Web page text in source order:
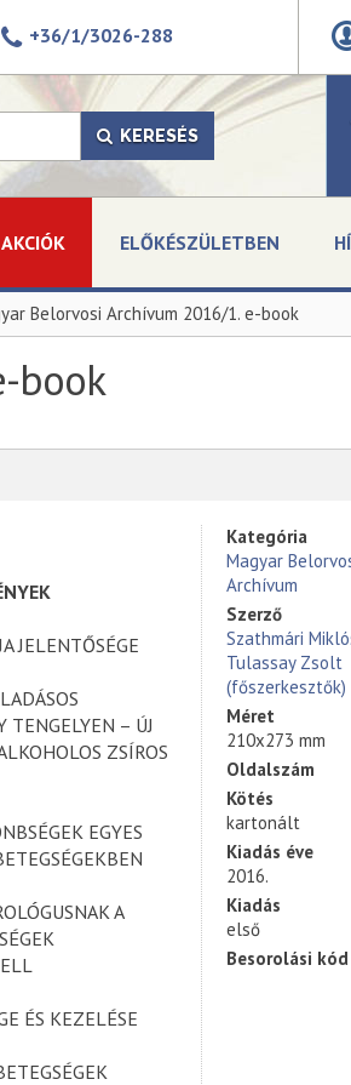
+36/1/3026-288
KERESÉS
AKCIÓK ELŐKÉSZÜLETBEN
Belorvosi Archívum 2016/1. e-book
book
JELENTŐSÉGE
TENGELYEN – ÚJ
ZSÍROS
EGYES
A
ÉS KEZELÉSE
Kategória
Magyar
Archívum
Szerző
Szathmári
Tulassay Zsolt
(főszerkesztők)
Méret
210x273 mm
Oldalszám
Kötés
kartonált
Kiadás éve
2016.
Kiadás
első
Besorolási kód